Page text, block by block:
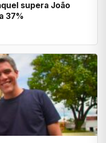
supera João
37%